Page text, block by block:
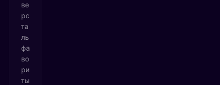
ве
рс
та
ль
фа
во
ри
ты